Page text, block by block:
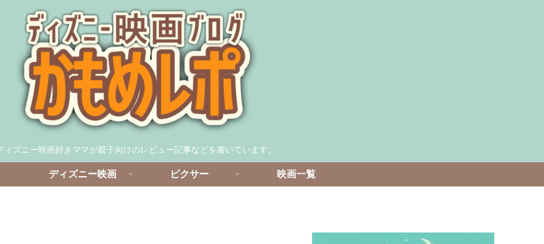
ィズニー映画好きママが親子向けのレビュー記事などを書いています。
ディズニー映画 ピクサー 映画一覧